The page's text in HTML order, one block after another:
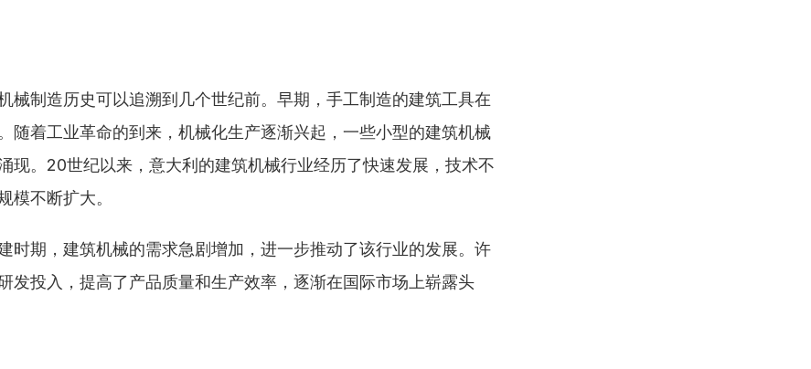
械制造历史可以追溯到几个世纪前。早期，手工制造的建筑工具在
随着工业革命的到来，机械化生产逐渐兴起，一些小型的建筑机械
现。20世纪以来，意大利的建筑机械行业经历了快速发展，技术不
模不断扩大。
时期，建筑机械的需求急剧增加，进一步推动了该行业的发展。许
发投入，提高了产品质量和生产效率，逐渐在国际市场上崭露头